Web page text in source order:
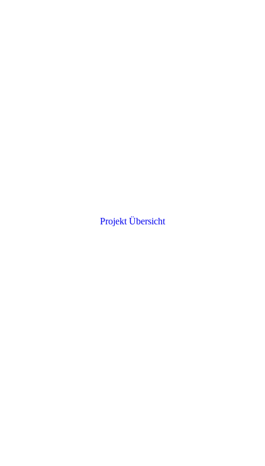
Projekt Übersicht